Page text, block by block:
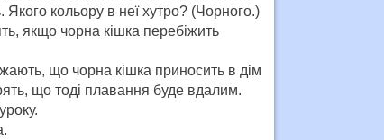
кольору в неї хутро? (Чорного.)
якщо чорна кішка перебіжить
що чорна кішка приносить в дім
що тоді плавання буде вдалим.